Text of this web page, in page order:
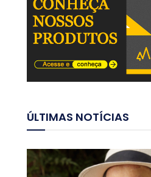
ÚLTIMAS NOTÍCIAS